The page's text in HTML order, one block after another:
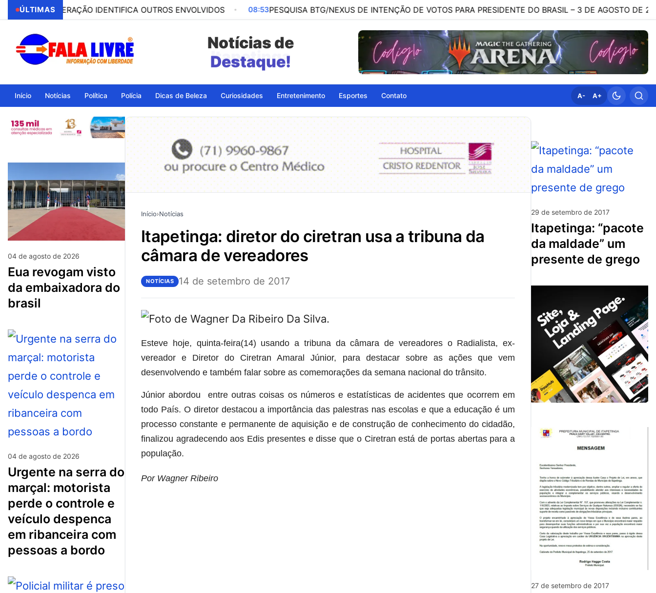
ÚLTIMAS
IDENTIFICA OUTROS ENVOLVIDOS 08:53PESQUISA BTG/NEXUS DE INTENÇÃO DE VOTOS PARA PRESIDENTE DO BRASIL – 3 DE AGOSTO DE 2026 19:35
Notícias de
Destaque!
Início Notícias Política Polícia Dicas de Beleza Curiosidades Entretenimento Esportes Contato A- A+
04 de agosto de 2026
eua revogam visto
da embaixadora do
brasil
04 de agosto de 2026
urgente na serra do
marçal: motorista
perde o controle e
veículo despenca
em ribanceira com
pessoas a bordo
Início›Notícias
itapetinga: diretor do ciretran usa a tribuna da
câmara de vereadores
NOTÍCIAS 14 de setembro de 2017
Esteve hoje, quinta-feira(14) usando a tribuna da câmara de vereadores o Radialista, ex-
vereador e Diretor do Ciretran Amaral Júnior, para destacar sobre as ações que vem
desenvolvendo e também falar sobre as comemorações da semana nacional do trânsito.
Júnior abordou entre outras coisas os números e estatísticas de acidentes que ocorrem em
todo País. O diretor destacou a importância das palestras nas escolas e que a educação é um
processo constante e permanente de aquisição e de construção de conhecimento do cidadão,
finalizou agradecendo aos Edis presentes e disse que o Ciretran está de portas abertas para a
população.
Por Wagner Ribeiro
29 de setembro de 2017
itapetinga: “pacote
da maldade” um
presente de grego
27 de setembro de 2017